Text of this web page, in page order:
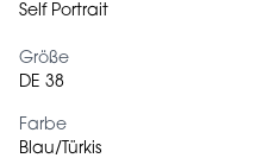
Self Portrait
Größe
DE 38
Farbe
Blau/Türkis